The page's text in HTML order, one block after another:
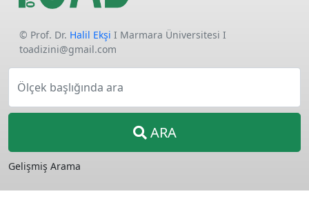
© Prof. Dr. Halil Ekşi I Marmara Üniversitesi I
toadizini@gmail.com
Ölçek başlığında ara
ARA
Gelişmiş Arama